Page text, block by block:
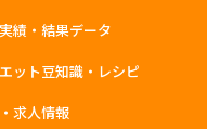
績・結果データ
ット豆知識・レシピ
求人情報